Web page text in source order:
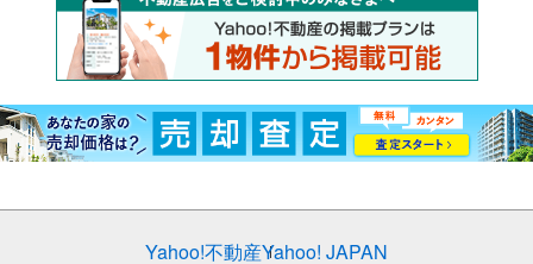
Yahoo!不動産Yahoo! JAPAN